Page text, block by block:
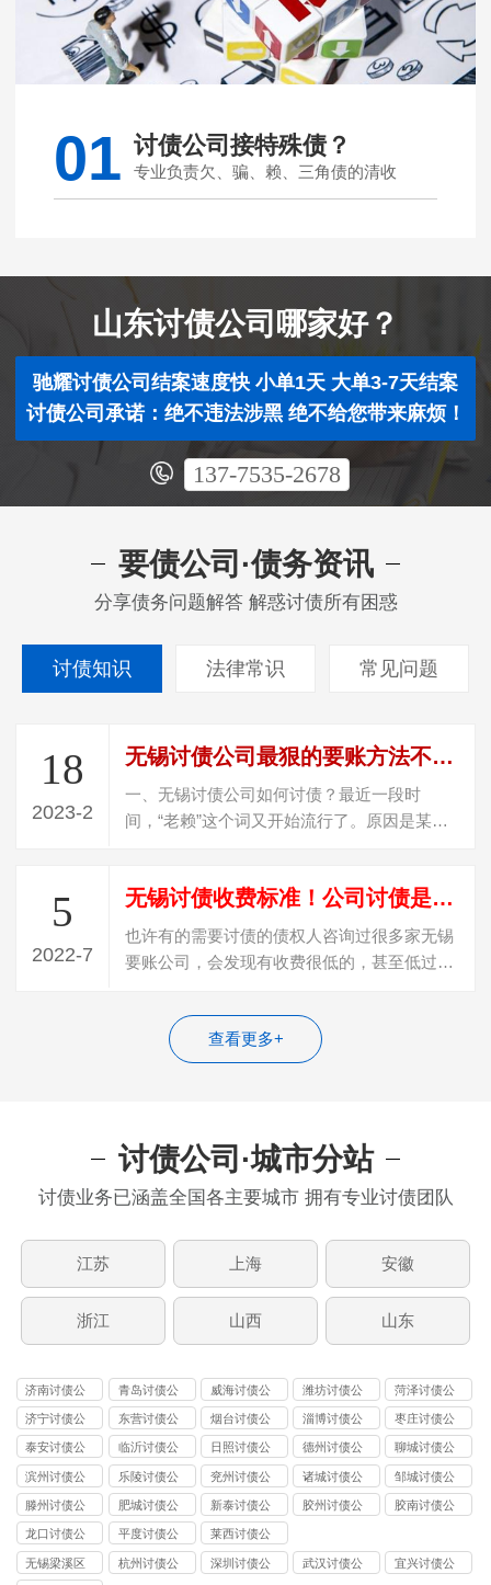
01 讨债公司接特殊债？
专业负责欠、骗、赖、三角债的清收
山东讨债公司哪家好？
驰耀讨债公司结案速度快 小单1天 大单3-7天结案
讨债公司承诺：绝不违法涉黑 绝不给您带来麻烦！
137-7535-2678
要债公司·债务资讯
分享债务问题解答 解惑讨债所有困惑
讨债知识 法律常识 常见问题
18
2023-2
无锡讨债公司最狠的要账方法不违法（怎样定位一个躲债的人）
一、无锡讨债公司如何讨债？最近一段时
间，“老赖”这个词又开始流行了。原因是某选
5
2022-7
无锡讨债收费标准！公司讨债是怎么收费？
也许有的需要讨债的债权人咨询过很多家无锡
要账公司，会发现有收费很低的，甚至低过
查看更多+
讨债公司·城市分站
讨债业务已涵盖全国各主要城市 拥有专业讨债团队
江苏 上海 安徽
浙江 山西 山东
济南讨债公
司
青岛讨债公
司
威海讨债公
司
潍坊讨债公
司
菏泽讨债公
司
济宁讨债公
司
东营讨债公
司
烟台讨债公
司
淄博讨债公
司
枣庄讨债公
司
泰安讨债公
司
临沂讨债公
司
日照讨债公
司
德州讨债公
司
聊城讨债公
司
滨州讨债公
司
乐陵讨债公
司
兖州讨债公
司
诸城讨债公
司
邹城讨债公
司
滕州讨债公
司
肥城讨债公
司
新泰讨债公
司
胶州讨债公
胶南讨债公
龙口讨债公
司
平度讨债公
司
莱西讨债公
司
无锡梁溪区
杭州讨债公
深圳讨债公
武汉讨债公
宜兴讨债公